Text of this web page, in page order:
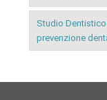
Studio
prevenzione